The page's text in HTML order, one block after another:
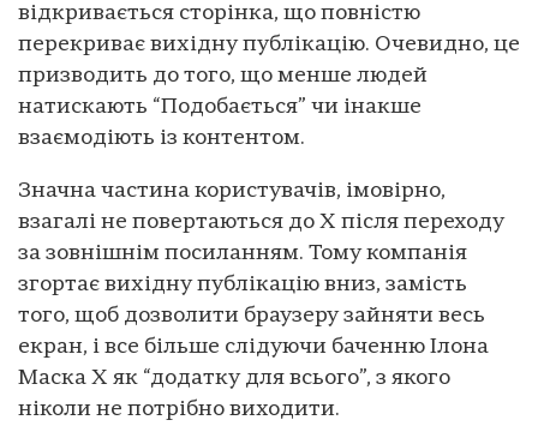
відкривається сторінка, що повністю
перекриває вихідну публікацію. Очевидно, це
призводить до того, що менше людей
натискають “Подобається” чи інакше
взаємодіють із контентом.
Значна частина користувачів, імовірно,
взагалі не повертаються до X після переходу
за зовнішнім посиланням. Тому компанія
згортає вихідну публікацію вниз, замість
того, щоб дозволити браузеру зайняти весь
екран, і все більше слідуючи баченню Ілона
Маска X як “додатку для всього”, з якого
ніколи не потрібно виходити.